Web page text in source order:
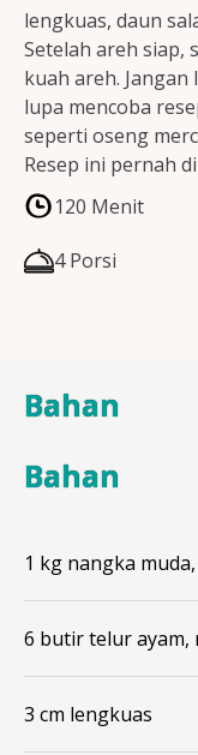
lengkuas, daun
Setelah areh siap,
kuah areh. Jangan
lupa mencoba
seperti oseng
Resep ini pernah
120 Menit
4 Porsi
Bahan
Bahan
1 kg nangka
6 butir telur ayam,
3 cm lengkuas